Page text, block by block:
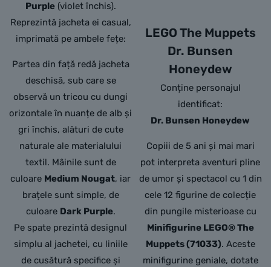
Purple(violet închis).
Reprezintă jacheta ei casual,
imprimată pe ambele fețe:
Partea din față redă jacheta
deschisă, sub care se
observă un tricou cu dungi
orizontale în nuanțe de alb și
gri închis, alături de cute
naturale ale materialului
textil. Mâinile sunt de
culoare Medium Nougat, iar
brațele sunt simple, de
culoare Dark Purple.
Pe spate prezintă designul
simplu al jachetei, cu liniile
de cusătură specifice și
LEGO The Muppets
Dr. Bunsen
Honeydew
Conține personajul
identificat:
Dr. Bunsen Honeydew
Copiii de 5 ani și mai mari
pot interpreta aventuri pline
de umor și spectacol cu 1 din
cele 12 figurine de colecție
din pungile misterioase cu
Minifigurine LEGO® The
Muppets (71033). Aceste
minifigurine geniale, dotate